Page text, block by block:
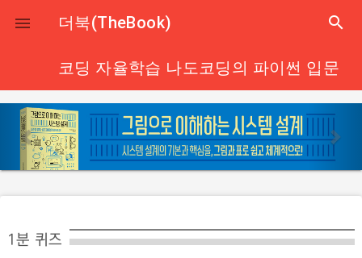
close
 더북(TheBook) search
코딩 자율학습 나도코딩의 파이썬 입문
p
r
e
u
n
e
x
1분 퀴즈